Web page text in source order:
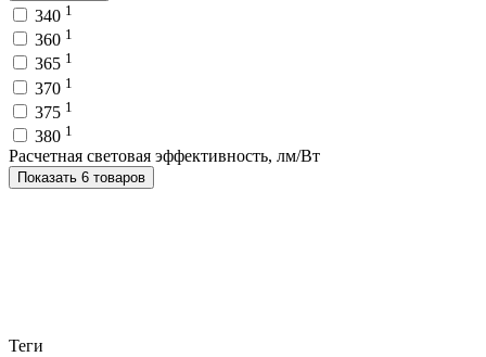
340 1
360 1
365 1
370 1
375 1
380 1
Расчетная световая эффективность, лм/Вт
Показать 6 товаров
Теги